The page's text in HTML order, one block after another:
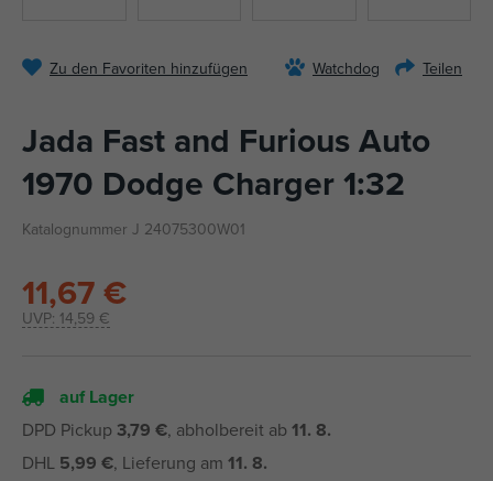
Zu den Favoriten hinzufügen Watchdog Teilen
Jada Fast and Furious Auto
1970 Dodge Charger 1:32
Katalognummer J 24075300W01
UVP: 14,59 €
11,67 €
auf Lager
DPD Pickup 3,79 €, abholbereit ab 11. 8.
DHL 5,99 €, Lieferung am 11. 8.